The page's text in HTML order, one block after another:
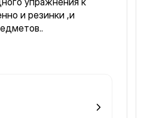
и резинки ,и